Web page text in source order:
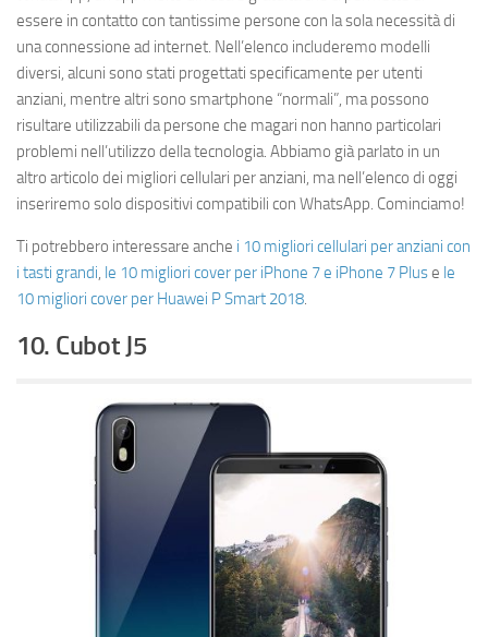
essere in contatto con tantissime persone con la sola necessità di
una connessione ad internet. Nell’elenco includeremo modelli
diversi, alcuni sono stati progettati specificamente per utenti
anziani, mentre altri sono smartphone “normali”, ma possono
risultare utilizzabili da persone che magari non hanno particolari
problemi nell’utilizzo della tecnologia. Abbiamo già parlato in un
altro articolo dei migliori cellulari per anziani, ma nell’elenco di oggi
inseriremo solo dispositivi compatibili con WhatsApp. Cominciamo!
Ti potrebbero interessare anche i 10 migliori cellulari per anziani con
i tasti grandi, le 10 migliori cover per iPhone 7 e iPhone 7 Pluse le
10 migliori cover per Huawei P Smart 2018.
10. Cubot J5